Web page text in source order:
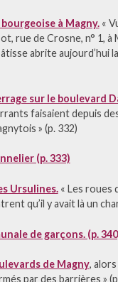
à Magny.«
rue de Crosne, n° 1, à
abrite aujourd’hui la
sur le boulevard
faisaient depuis
» (p. 332)
(p. 333)
Ursulines.« Les roues
qu’il y avait là un
de garçons. (p.
de Magny,
par des barrières »